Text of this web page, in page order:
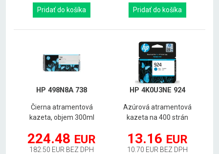
Pridať do košíka
Pridať do košíka
HP 498N8A 738
Čierna atramentová
kazeta, objem 300ml
224.48 EUR
182.50 EUR BEZ DPH
HP 4K0U3NE 924
Azúrová atramentová
kazeta na 400 strán
13.16 EUR
10.70 EUR BEZ DPH